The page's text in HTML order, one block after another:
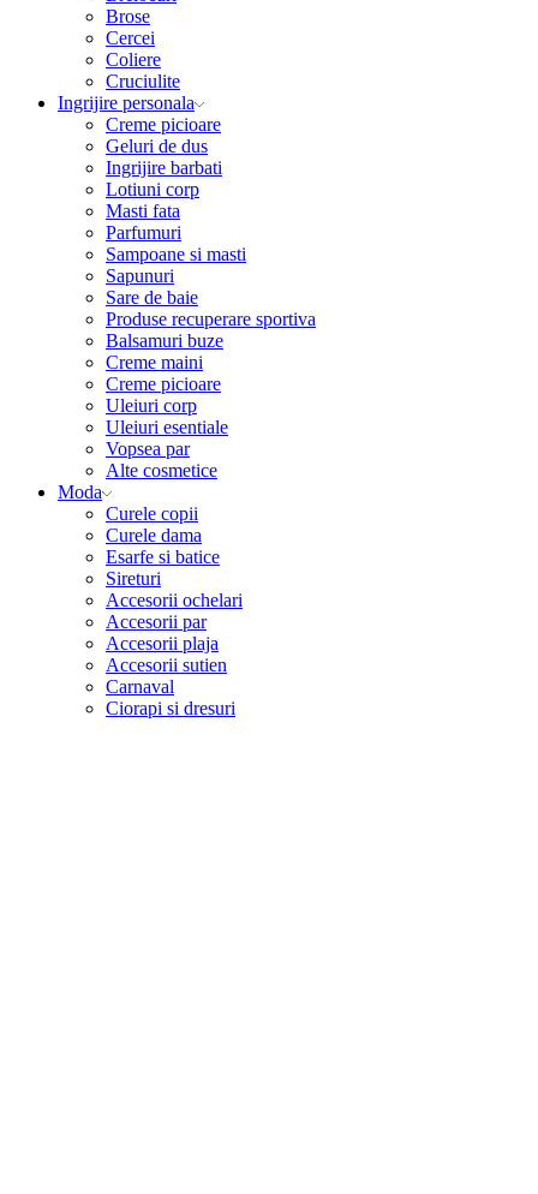
Brose
Cercei
Coliere
Cruciulite
Ingrijire personala
Creme picioare
Geluri de dus
Ingrijire barbati
Lotiuni corp
Masti fata
Parfumuri
Sampoane si masti
Sapunuri
Sare de baie
Produse recuperare sportiva
Balsamuri buze
Creme maini
Creme picioare
Uleiuri corp
Uleiuri esentiale
Vopsea par
Alte cosmetice
Moda
Curele copii
Curele dama
Esarfe si batice
Sireturi
Accesorii ochelari
Accesorii par
Accesorii plaja
Accesorii sutien
Carnaval
Ciorapi si dresuri